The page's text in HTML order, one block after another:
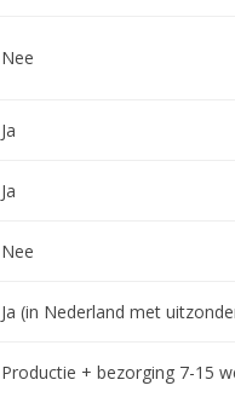
Nee
Ja
Ja
Nee
Ja (in Nederland met
Productie + bezorging 7-15